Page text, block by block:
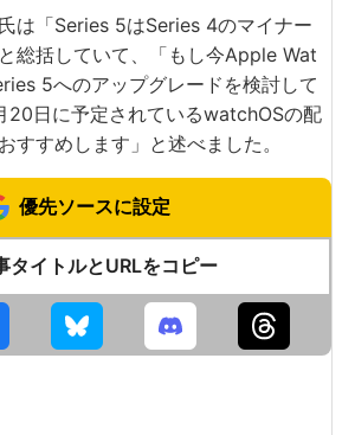
は「Series 5はSeries 4のマイナー
総括していて、「もし今Apple Wat
5へのアップグレードを検討して
20日に予定されているwatchOSの配
すすめします」と述べました。
優先ソースに設定
タイトルとURLをコピー